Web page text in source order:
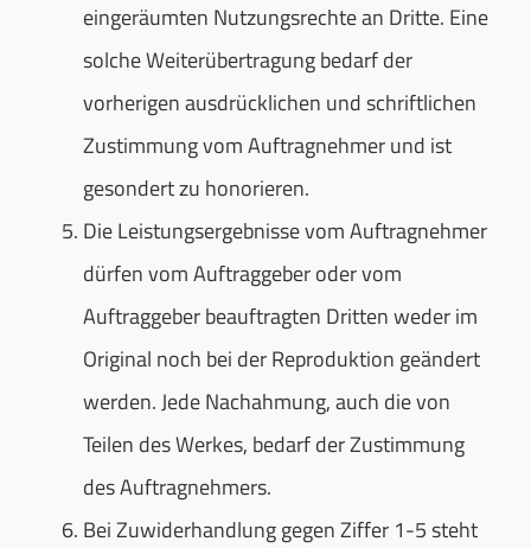
eingeräumten Nutzungsrechte an Dritte. Eine
solche Weiterübertragung bedarf der
vorherigen ausdrücklichen und schriftlichen
Zustimmung vom Auftragnehmer und ist
gesondert zu honorieren.
Die Leistungsergebnisse vom Auftragnehmer
dürfen vom Auftraggeber oder vom
Auftraggeber beauftragten Dritten weder im
Original noch bei der Reproduktion geändert
werden. Jede Nachahmung, auch die von
Teilen des Werkes, bedarf der Zustimmung
des Auftragnehmers.
Bei Zuwiderhandlung gegen Ziffer 1-5 steht